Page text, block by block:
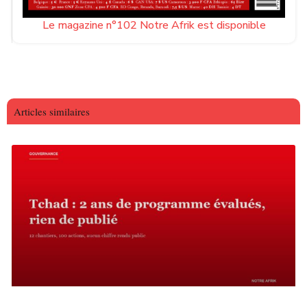
Le magazine n°102 Notre Afrik est disponible
Articles similaires